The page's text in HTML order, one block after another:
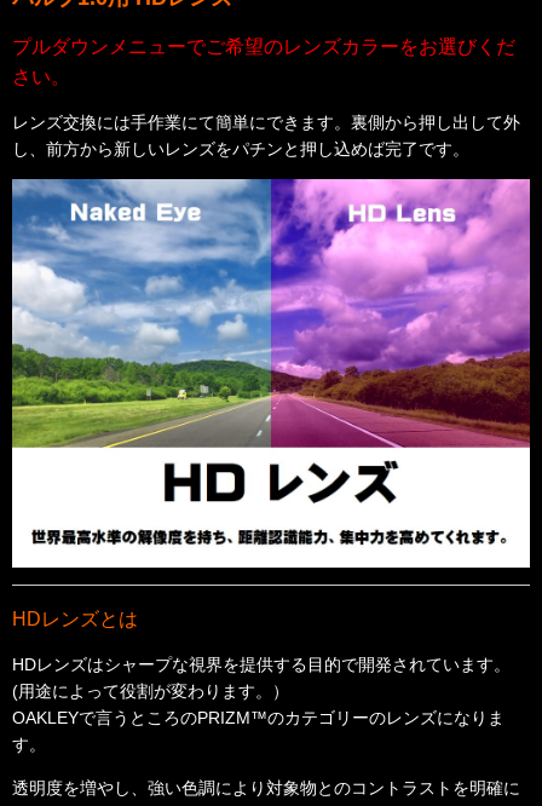
プルダウンメニューでご希望のレンズカラーをお選びくだ
さい。
レンズ交換には手作業にて簡単にできます。裏側から押し出して外
し、前方から新しいレンズをパチンと押し込めば完了です。
HDレンズとは
HDレンズはシャープな視界を提供する目的で開発されています。
(用途によって役割が変わります。）
OAKLEYで言うところのPRIZM™のカテゴリーのレンズになりま
す。
透明度を増やし、強い色調により対象物とのコントラストを明確に